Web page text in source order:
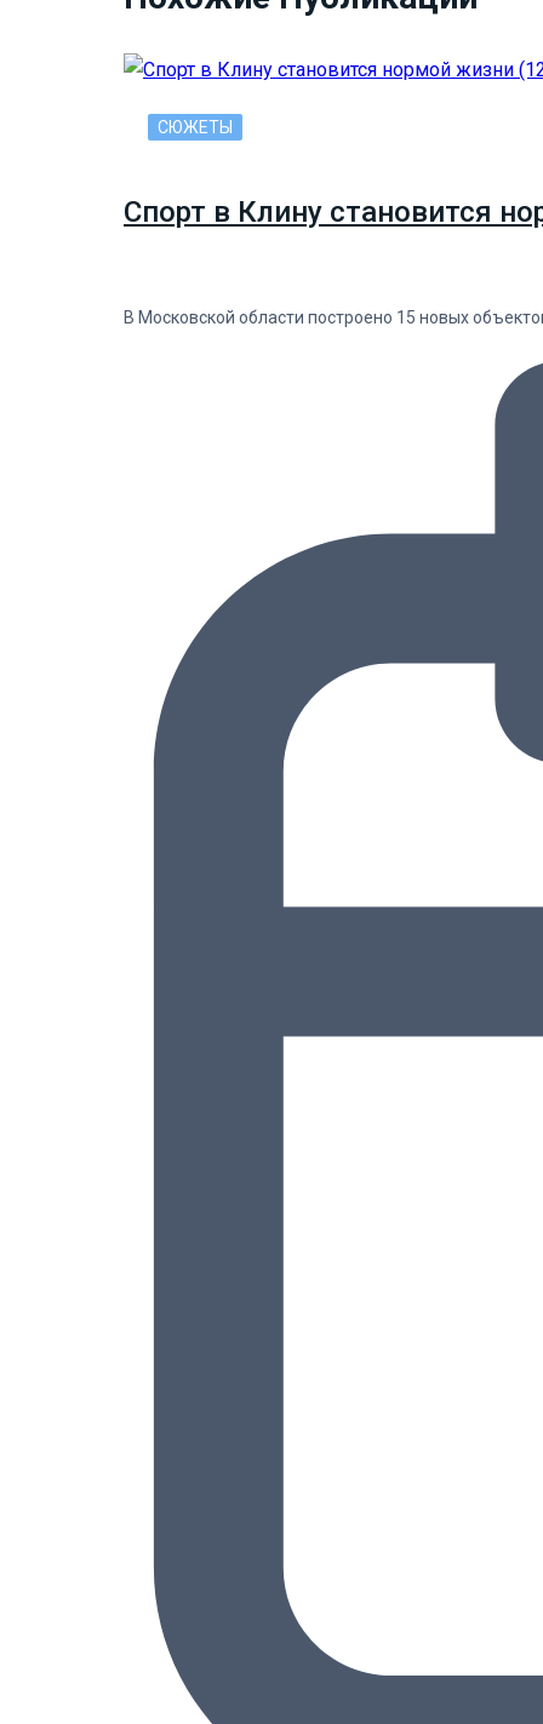
СЮЖЕТЫ
Спорт в Клину становится
В Московской области построено 15 новых